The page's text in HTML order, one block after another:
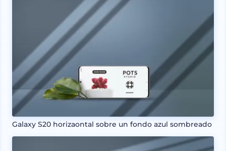
Galaxy S20 horizaontal sobre un fondo azul sombreado